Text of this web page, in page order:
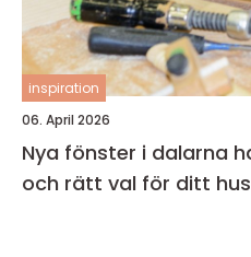
inspiration
06. April 2026
Nya fönster i dalarna hantverk, hållbarhet
och rätt val för ditt hus